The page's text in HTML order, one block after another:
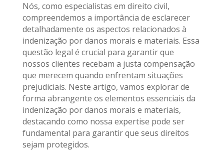
Nós, como especialistas em direito civil,
compreendemos a importância de esclarecer
detalhadamente os aspectos relacionados à
indenização por danos morais e materiais. Essa
questão legal é crucial para garantir que
nossos clientes recebam a justa compensação
que merecem quando enfrentam situações
prejudiciais. Neste artigo, vamos explorar de
forma abrangente os elementos essenciais da
indenização por danos morais e materiais,
destacando como nossa expertise pode ser
fundamental para garantir que seus direitos
sejam protegidos.